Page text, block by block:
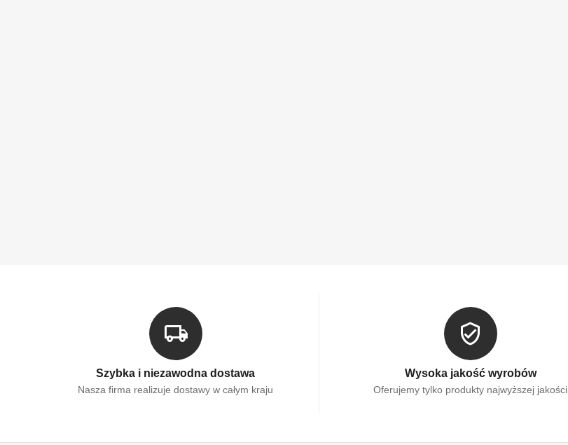
Szybka i niezawodna dostawa
Nasza firma realizuje dostawy w całym kraju
Wysoka jakość wyrobów
Oferujemy tylko produkty najwyższej jakości